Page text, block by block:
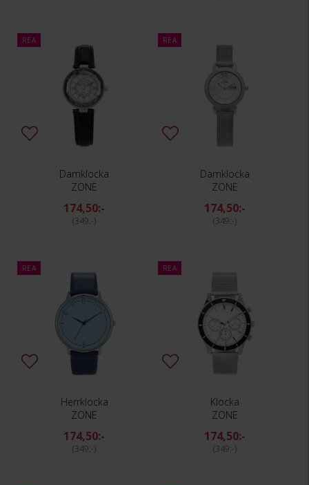
REA
Damklocka
ZONE
174,50:-
349:-
REA
Damklocka
ZONE
174,50:-
349:-
REA
Herrklocka
ZONE
174,50:-
349:-
REA
Klocka
ZONE
174,50:-
349:-